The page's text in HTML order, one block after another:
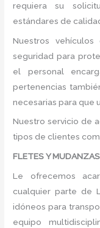
requiera su
estándares de
Nuestros
seguridad para
el personal
pertenencias
necesarias para que
Nuestro servicio de
tipos de clientes
FLETES Y
Le ofrecemos
cualquier parte de
idóneos para
equipo